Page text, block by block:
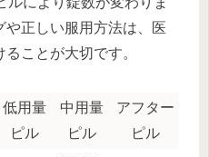
正しい服用方法は、医
ことが大切です。
低用量
ピル
中用量
ピル
アフター
ピル